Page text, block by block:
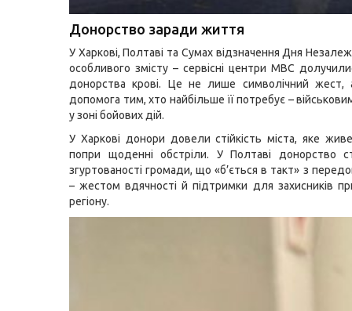
Донорство заради життя
У Харкові, Полтаві та Сумах відзначення Дня
особливого змісту – сервісні центри МВС
донорства крові. Це не лише символічний жест,
допомога тим, хто найбільше її потребує –
у зоні бойових дій.
У Харкові донори довели стійкість міста, яке
попри щоденні обстріли. У Полтаві донорство
згуртованості громади, що «б’ється в такт» з
– жестом вдячності й підтримки для захисників
регіону.